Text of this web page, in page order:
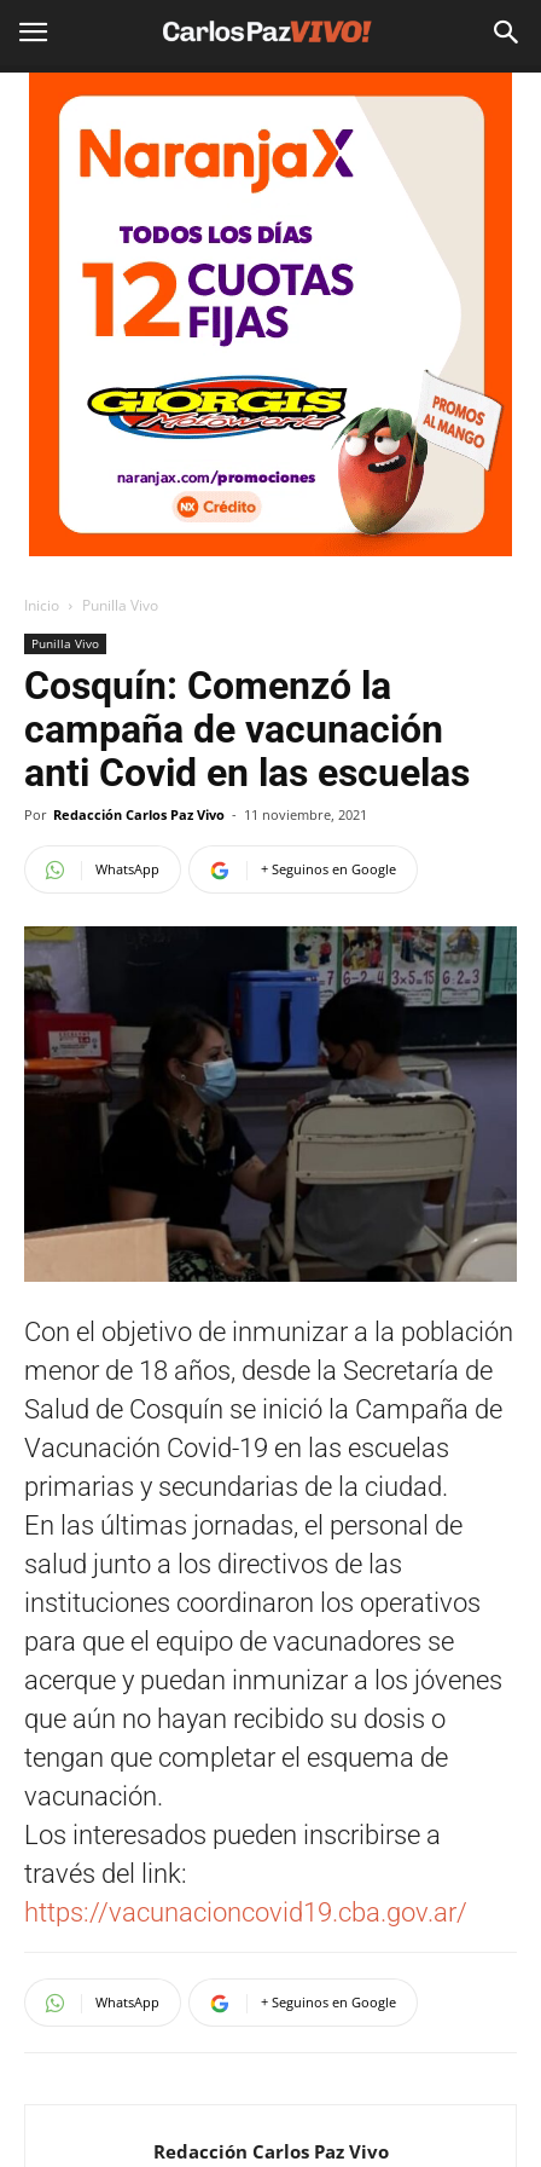
Inicio Punilla Vivo
Punilla Vivo
Cosquín: Comenzó la
campaña de vacunación
anti Covid en las escuelas
Por Redacción Carlos Paz Vivo - 11 noviembre, 2021
WhatsApp + Seguinos en Google
Con el objetivo de inmunizar a la población
menor de 18 años, desde la Secretaría de
Salud de Cosquín se inició la Campaña de
Vacunación Covid-19 en las escuelas
primarias y secundarias de la ciudad.
En las últimas jornadas, el personal de
salud junto a los directivos de las
instituciones coordinaron los operativos
para que el equipo de vacunadores se
acerque y puedan inmunizar a los jóvenes
que aún no hayan recibido su dosis o
tengan que completar el esquema de
vacunación.
Los interesados pueden inscribirse a
través del link:
https://vacunacioncovid19.cba.gov.ar/
WhatsApp + Seguinos en Google
Redacción Carlos Paz Vivo